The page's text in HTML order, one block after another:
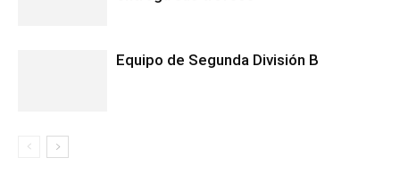
Equipo de Segunda División B